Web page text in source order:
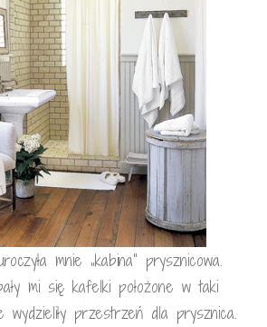
mnie „kabina” prysznicowa.
mi się kafelki położone w taki
wydzieliły przestrzeń dla prysznica.